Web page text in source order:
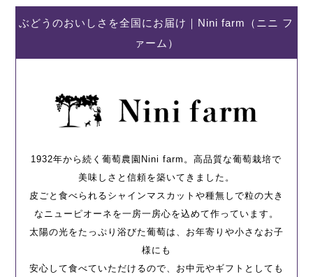
介
ぶどうのおいしさを全国にお届け｜Nini farm（ニニ フ
ァーム）
1932年から続く葡萄農園Nini farm。高品質な葡萄栽培で
美味しさと信頼を築いてきました。
皮ごと食べられるシャインマスカットや種無しで粒の大き
なニューピオーネを一房一房心を込めて作っています。
太陽の光をたっぷり浴びた葡萄は、お年寄りや小さなお子
様にも
安心して食べていただけるので、お中元やギフトとしても